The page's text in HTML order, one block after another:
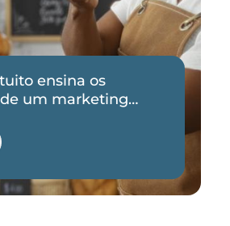
ensina os
um marketing